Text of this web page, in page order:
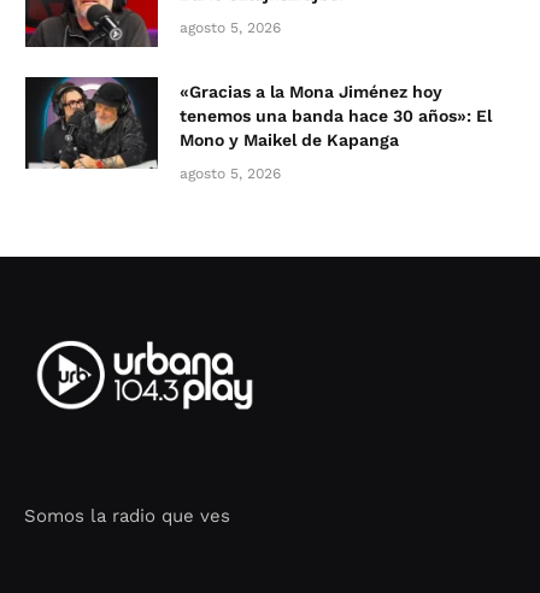
agosto 5, 2026
«Gracias a la Mona Jiménez hoy
tenemos una banda hace 30 años»: El
Mono y Maikel de Kapanga
agosto 5, 2026
Somos la radio que ves